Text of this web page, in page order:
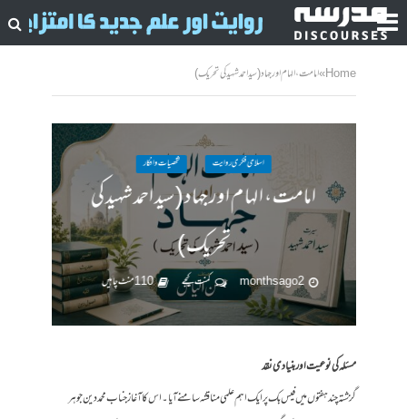
Home
»امامت ، الہام اور جہاد ( سید احمد شہید کی تحریک )
اسلامی فکری روایت شخصیات وافکار
امامت ، الہام اور جہاد ( سید احمد شہید کی
تحریک )
2 months ago کمنت کیجے 110 منٹ چاہیں
مسئلہ کی نوعیت اور بنیادی نقد
گزشتہ چند ہفتوں میں فیس بک پر ایک اہم علمی مناقشہ سامنے آیا۔ اس کا آغاز جناب محمد دین جوہر